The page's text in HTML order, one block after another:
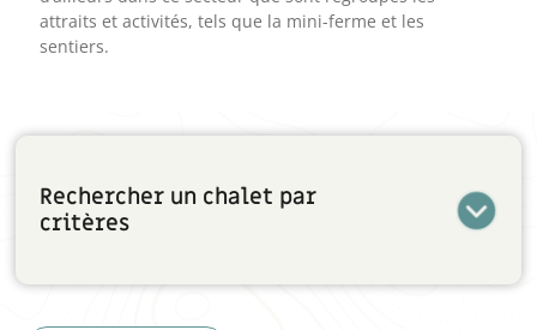
attraits et activités, tels que la mini-ferme et les
sentiers.
Rechercher un chalet par
critères